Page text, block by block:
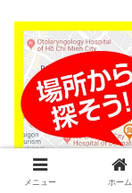
メニュー ホーム